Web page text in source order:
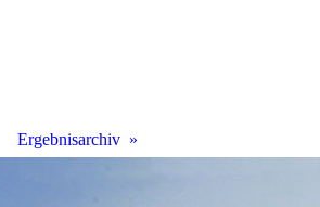
Ergebnisarchiv